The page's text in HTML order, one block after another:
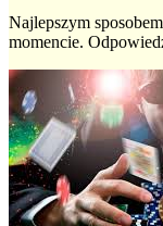
Najlepszym
momencie.